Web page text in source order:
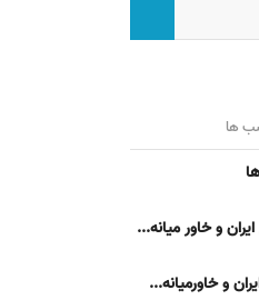
ها
و خاور میانه...
و خاورمیانه...